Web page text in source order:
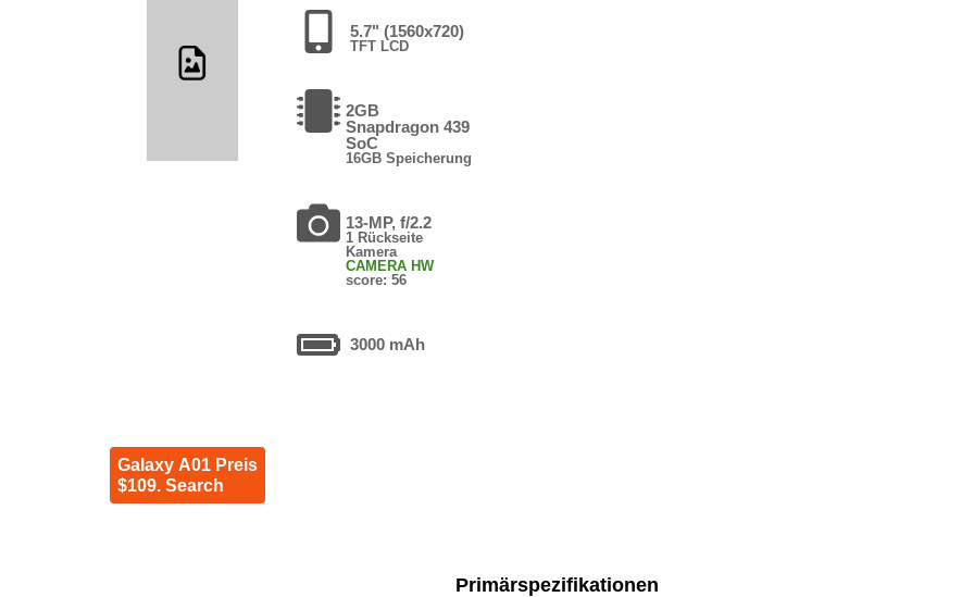
5.7" (1560x720)
TFT LCD
2GB
Snapdragon 439
SoC
16GB Speicherung
13-MP, f/2.2
1 Rückseite
Kamera
CAMERA HW
score: 56
3000 mAh
Galaxy A01 Preis
$109. Search
Primärspezifikationen